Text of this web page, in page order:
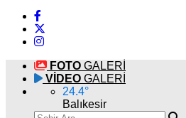
FOTO GALERİ
VİDEO GALERİ
24.4°
Balıkesir